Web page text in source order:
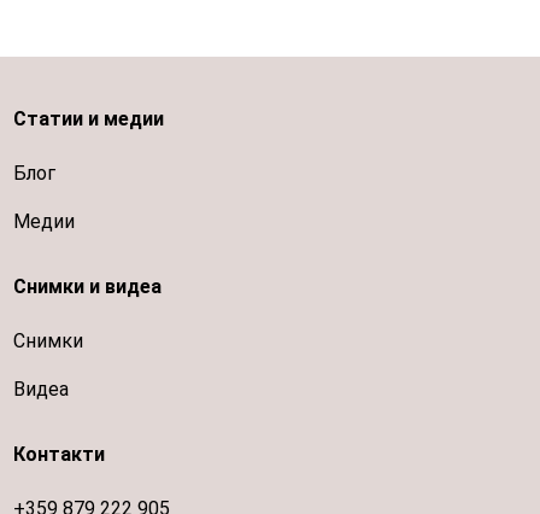
Статии и медии
Блог
Медии
Снимки и видеа
Снимки
Видеа
Контакти
+359 879 222 905